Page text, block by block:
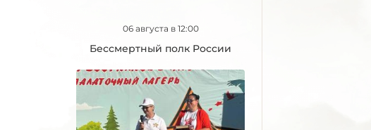
06 августа в 12:00
Бессмертный полк России